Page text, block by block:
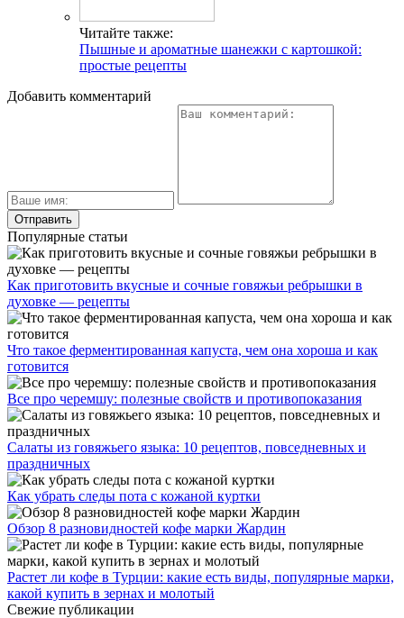
Читайте также:
Пышные и ароматные шанежки с картошкой:
простые рецепты
Добавить комментарий
Популярные статьи
Как приготовить вкусные и сочные говяжьи ребрышки в
духовке — рецепты
Что такое ферментированная капуста, чем она хороша и как
готовится
Все про черемшу: полезные свойств и противопоказания
Салаты из говяжьего языка: 10 рецептов, повседневных и
праздничных
Как убрать следы пота с кожаной куртки
Обзор 8 разновидностей кофе марки Жардин
Растет ли кофе в Турции: какие есть виды, популярные марки,
какой купить в зернах и молотый
Свежие публикации